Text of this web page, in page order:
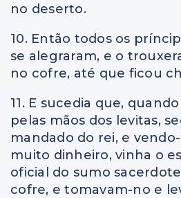
no deserto.
10. Então todos os
se alegraram, e o
no cofre, até que ficou
11. E sucedia que,
pelas mãos dos levitas,
mandado do rei, e
muito dinheiro, vinha o
oficial do sumo
cofre, e tomavam-no e